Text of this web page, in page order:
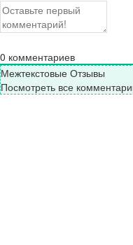
0 комментариев
Межтекстовые Отзывы
Посмотреть все